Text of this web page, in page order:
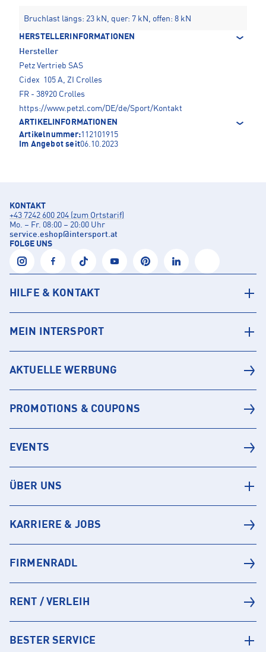
Bruchlast längs: 23 kN, quer: 7 kN, offen: 8 kN
HERSTELLERINFORMATIONEN
Hersteller
Petz Vertrieb SAS
Cidex 105 A, ZI Crolles
FR - 38920 Crolles
https://www.petzl.com/DE/de/Sport/Kontakt
ARTIKELINFORMATIONEN
Artikelnummer:112101915
Im Angebot seit06.10.2023
KONTAKT
+43 7242 600 204 (zum Ortstarif)
Mo. – Fr. 08:00 – 20:00 Uhr
service.eshop@intersport.at
FOLGE UNS
HILFE & KONTAKT
MEIN INTERSPORT
AKTUELLE WERBUNG
PROMOTIONS & COUPONS
EVENTS
ÜBER UNS
KARRIERE & JOBS
FIRMENRADL
RENT / VERLEIH
BESTER SERVICE